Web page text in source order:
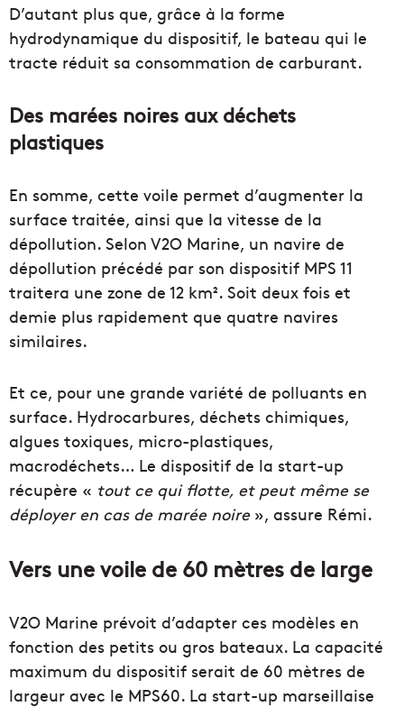
D’autant plus que, grâce à la forme
hydrodynamique du dispositif, le bateau qui le
tracte réduit sa consommation de carburant.
Des marées noires aux déchets
plastiques
En somme, cette voile permet d’augmenter la
surface traitée, ainsi que la vitesse de la
dépollution. Selon V2O Marine, un navire de
dépollution précédé par son dispositif MPS 11
traitera une zone de 12 km². Soit deux fois et
demie plus rapidement que quatre navires
similaires.
Et ce, pour une grande variété de polluants en
surface. Hydrocarbures, déchets chimiques,
algues toxiques, micro-plastiques,
macrodéchets… Le dispositif de la start-up
récupère « tout ce qui flotte, et peut même se
déployer en cas de marée noire», assure Rémi.
Vers une voile de 60 mètres de large
V2O Marine prévoit d’adapter ces modèles en
fonction des petits ou gros bateaux. La capacité
maximum du dispositif serait de 60 mètres de
largeur avec le MPS60. La start-up marseillaise